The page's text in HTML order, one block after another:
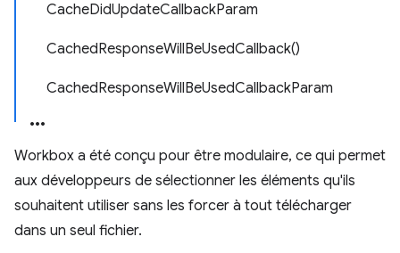
CacheDidUpdateCallbackParam
CachedResponseWillBeUsedCallback()
CachedResponseWillBeUsedCallbackParam
Workbox a été conçu pour être modulaire, ce qui permet
aux développeurs de sélectionner les éléments qu'ils
souhaitent utiliser sans les forcer à tout télécharger
dans un seul fichier.